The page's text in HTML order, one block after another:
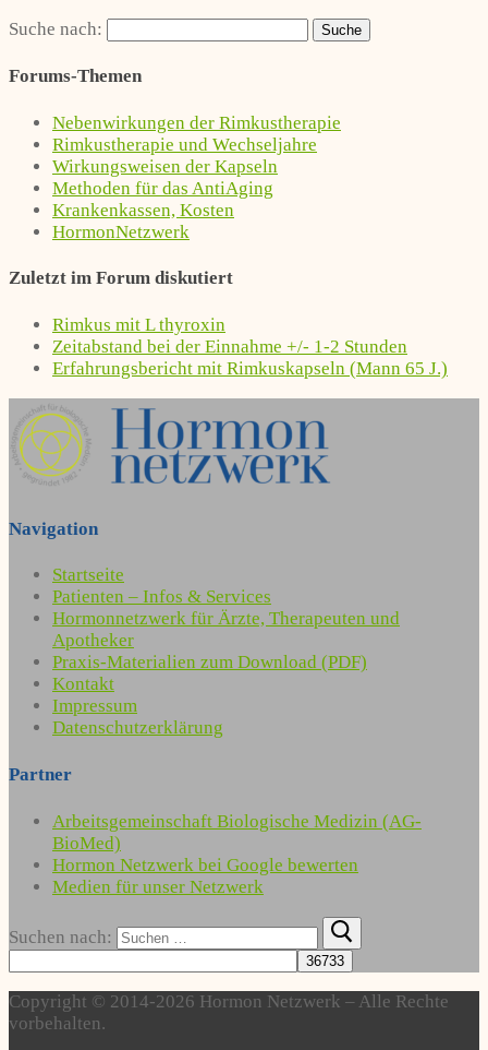
Suche nach:
Forums-Themen
Nebenwirkungen der Rimkustherapie
Rimkustherapie und Wechseljahre
Wirkungsweisen der Kapseln
Methoden für das AntiAging
Krankenkassen, Kosten
HormonNetzwerk
Zuletzt im Forum diskutiert
Rimkus mit L thyroxin
Zeitabstand bei der Einnahme +/- 1-2 Stunden
Erfahrungsbericht mit Rimkuskapseln (Mann 65 J.)
Navigation
Startseite
Patienten – Infos & Services
Hormonnetzwerk für Ärzte, Therapeuten und
Apotheker
Praxis-Materialien zum Download (PDF)
Kontakt
Impressum
Datenschutzerklärung
Partner
Arbeitsgemeinschaft Biologische Medizin (AG-
BioMed)
Hormon Netzwerk bei Google bewerten
Medien für unser Netzwerk
Suchen nach:
Copyright © 2014-2026 Hormon Netzwerk – Alle Rechte
vorbehalten.